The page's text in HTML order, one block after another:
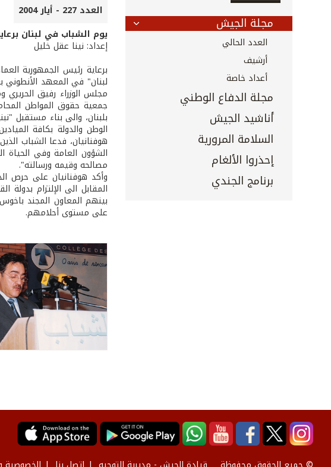
مجلة الجيش
العدد الحالي
أرشيف
أعداد خاصة
مجلة الدفاع الوطني
أناشيد الجيش
السلامة المرورية
إحذروا الألغام
برنامج الجندي
العدد 227 - أيار 2004
يوم الشباب في لبنان
إعداد: نينا عقل خليل
برعاية رئيس الجمهورية
لبنان" في المعهد الأنطوني
مجلس الوزراء رفيق الحريري
جمعية حقوق المواطن
بلبنان، والى بناء مستقبل
الوطن والدولة بكافة
هوفنانيان، فدعا الشباب
الشؤون العامة وفي الحياة
مصالحه وقيمه ورسالته".
وأكد هوفنانيان على حرص
المقابل الى الإلتزام
بينهم المعاون المجند
على مستوى أحلامهم.